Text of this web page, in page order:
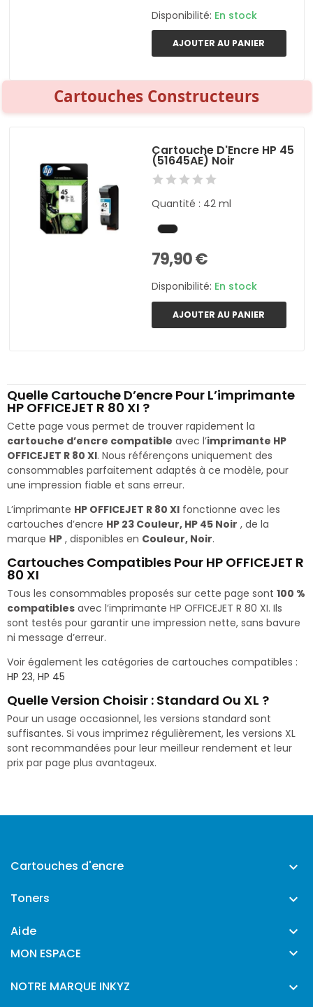
Disponibilité: En stock
AJOUTER AU PANIER
Cartouches Constructeurs
Cartouche D'Encre HP 45
(51645AE) Noir
Quantité : 42 ml
79,90 €
Disponibilité: En stock
AJOUTER AU PANIER
Quelle Cartouche D’encre Pour L’imprimante
HP OFFICEJET R 80 XI ?
Cette page vous permet de trouver rapidement la
cartouche d’encre compatible avec l’imprimante HP
OFFICEJET R 80 XI. Nous référençons uniquement des
consommables parfaitement adaptés à ce modèle, pour
une impression fiable et sans erreur.
L’imprimante HP OFFICEJET R 80 XI fonctionne avec les
cartouches d’encre HP 23 Couleur, HP 45 Noir , de la
marque HP , disponibles en Couleur, Noir.
Cartouches Compatibles Pour HP OFFICEJET R
80 XI
Tous les consommables proposés sur cette page sont 100 %
compatibles avec l’imprimante HP OFFICEJET R 80 XI. Ils
sont testés pour garantir une impression nette, sans bavure
ni message d’erreur.
Voir également les catégories de cartouches compatibles :
HP 23, HP 45
Quelle Version Choisir : Standard Ou XL ?
Pour un usage occasionnel, les versions standard sont
suffisantes. Si vous imprimez régulièrement, les versions XL
sont recommandées pour leur meilleur rendement et leur
prix par page plus avantageux.
Cartouches d'encre 
Toners 
Aide 
MON ESPACE 
NOTRE MARQUE INKYZ 